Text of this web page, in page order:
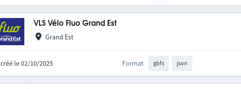
VLS Vélo Fluo Grand Est
Grand Est
créé le 02/10/2025 Format gbfs json